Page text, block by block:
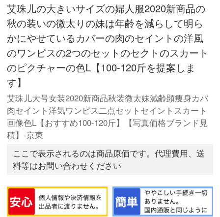
艾珠儿の大きいサイズの婦人服2020新商品の
秋の装いの微太りの妹は年齢を減らして明ら
かにやせているカバーの肉のセイントの洋風
のワンピスの2つのセットのセクトのスカート
のピクチャーの色L【100-120斤を提案しま
す】
艾珠儿大号女装2020新商品秋装微太妹減齢顕痩身カバ
肉セイント洋気ワンピス二点セットセイントスカート
画像色L【おすすめ100-120斤】【写真価格ブランド見
積】-京東
ここで表示されるのは商品原価です。代理費用、送
料等はお問い合わせください